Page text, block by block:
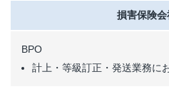
損害保険会
BPO
計上・等級訂正・発送業務に